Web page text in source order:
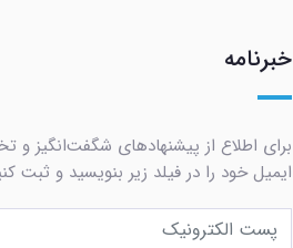
خبرنامه
برای اطلاع از پیشنهادهای شگفت‌انگیز و
ایمیل خود را در فیلد زیر بنویسید و ثبت